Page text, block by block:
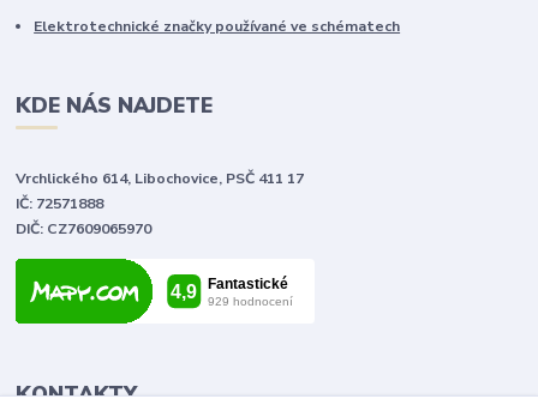
Elektrotechnické značky používané ve schématech
KDE NÁS NAJDETE
Vrchlického 614, Libochovice, PSČ 411 17
IČ: 72571888
DIČ: CZ7609065970
KONTAKTY